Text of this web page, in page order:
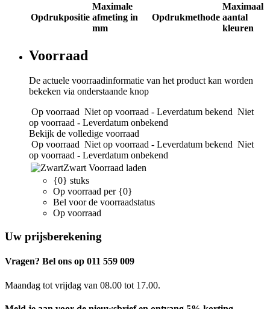
Opdrukpositie
Maximale
afmeting in
mm
Opdrukmethode
Maximaal
aantal
kleuren
Voorraad
De actuele voorraadinformatie van het product kan worden
bekeken via onderstaande knop
Op voorraad Niet op voorraad - Leverdatum bekend Niet
op voorraad - Leverdatum onbekend
Bekijk de volledige voorraad
Op voorraad Niet op voorraad - Leverdatum bekend Niet
op voorraad - Leverdatum onbekend
Zwart Voorraad laden
{0} stuks
Op voorraad per {0}
Bel voor de voorraadstatus
Op voorraad
Uw prijsberekening
Vragen? Bel ons op 011 559 009
Maandag tot vrijdag van 08.00 tot 17.00.